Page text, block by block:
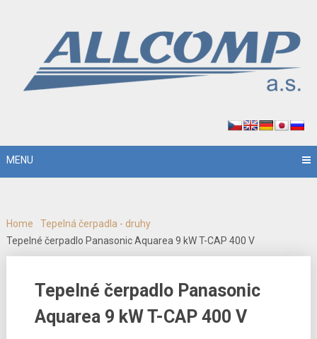
MENU
Home
Tepelná čerpadla - druhy
Tepelné čerpadlo Panasonic Aquarea 9 kW T-CAP 400 V
Tepelné čerpadlo Panasonic
Aquarea 9 kW T-CAP 400 V